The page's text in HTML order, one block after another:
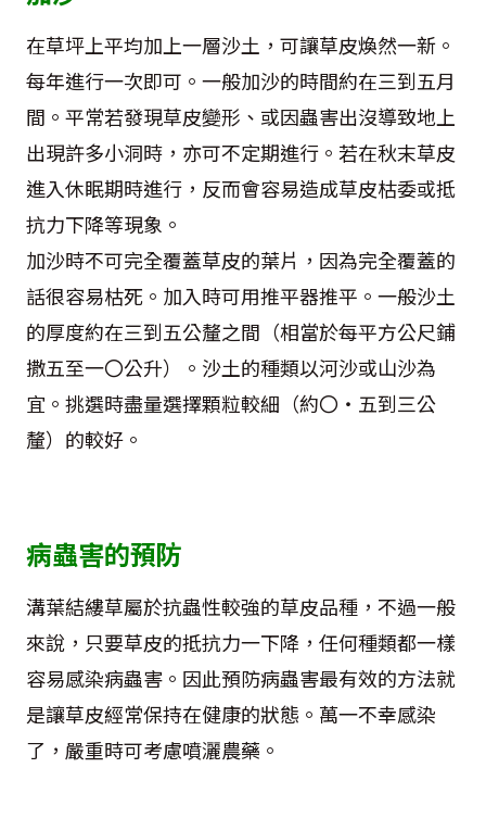
在草坪上平均加上一層沙土，可讓草皮煥然一新。
每年進行一次即可。一般加沙的時間約在三到五月
間。平常若發現草皮變形、或因蟲害出沒導致地上
出現許多小洞時，亦可不定期進行。若在秋末草皮
進入休眠期時進行，反而會容易造成草皮枯委或抵
抗力下降等現象。
加沙時不可完全覆蓋草皮的葉片，因為完全覆蓋的
話很容易枯死。加入時可用推平器推平。一般沙土
的厚度約在三到五公釐之間（相當於每平方公尺鋪
撒五至一〇公升）。沙土的種類以河沙或山沙為
宜。挑選時盡量選擇顆粒較細（約〇‧五到三公
釐）的較好。
病蟲害的預防
溝葉結縷草屬於抗蟲性較強的草皮品種，不過一般
來說，只要草皮的抵抗力一下降，任何種類都一樣
容易感染病蟲害。因此預防病蟲害最有效的方法就
是讓草皮經常保持在健康的狀態。萬一不幸感染
了，嚴重時可考慮噴灑農藥。